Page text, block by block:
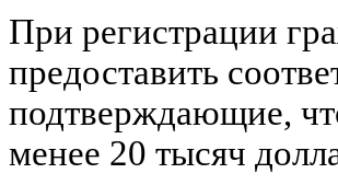
При регистрации
предоставить
подтверждающие,
менее 20 тысяч